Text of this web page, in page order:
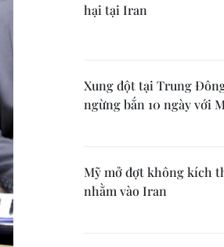
hại tại Iran
Xung đột tại Trung
ngừng bắn 10 ngày với
Mỹ mở đợt không kích
nhằm vào Iran